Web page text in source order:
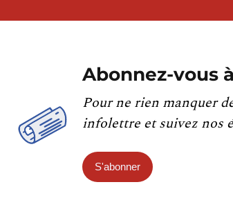
Abonnez-vous
Pour ne rien manquer
infolettre et suivez nos
S'abonner